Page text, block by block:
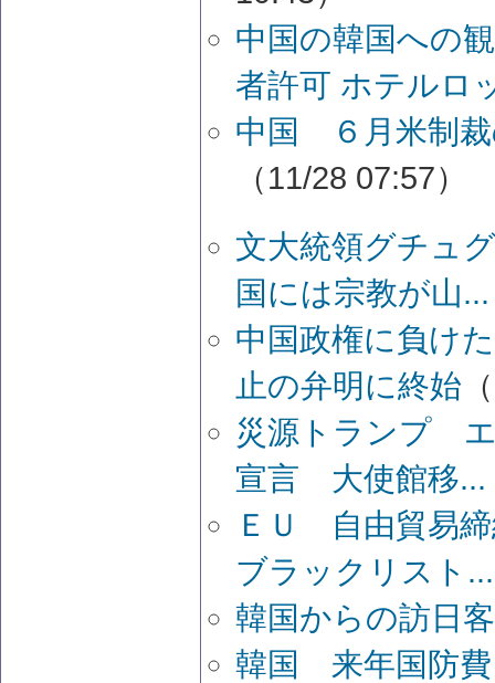
中国の韓国への
者許可 ホテルロ
中国 ６月米制裁
（11/28 07:57）
文大統領グチュ
国には宗教が山...
中国政権に負け
止の弁明に終始
災源トランプ
宣言 大使館移...
ＥＵ 自由貿易
ブラックリスト...
韓国からの訪日
韓国 来年国防